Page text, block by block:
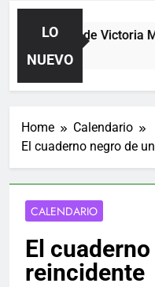
LO
NUEVO
Poemas de Victoria
1 Día Ago
Home
Calendario
El cuaderno negro de
CALENDARIO
El
reincidente